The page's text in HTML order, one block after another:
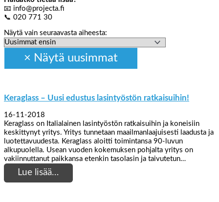
📧 info@projecta.fi
📞 020 771 30
Näytä vain seuraavasta aiheesta:
Keraglass – Uusi edustus lasintyöstön ratkaisuihin!
16-11-2018
Keraglass on Italialainen lasintyöstön ratkaisuihin ja koneisiin
keskittynyt yritys. Yritys tunnetaan maailmanlaajuisesti laadusta ja
luotettavuudesta. Keraglass aloitti toimintansa 90-luvun
alkupuolella. Usean vuoden kokemuksen pohjalta yritys on
vakiinnuttanut paikkansa etenkin tasolasin ja taivutetun…
Lue lisää…